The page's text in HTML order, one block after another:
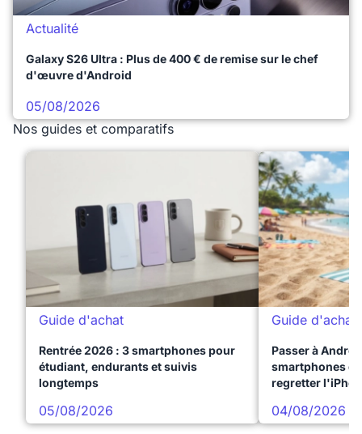
Actualité
Galaxy S26 Ultra : Plus de 400 € de remise sur le chef
d'œuvre d'Android
05/08/2026
Nos guides et comparatifs
Guide d'achat
Rentrée 2026 : 3 smartphones pour
étudiant, endurants et suivis
longtemps
05/08/2026
Guide d'achat
Passer à
smartphones
regretter
04/08/2026